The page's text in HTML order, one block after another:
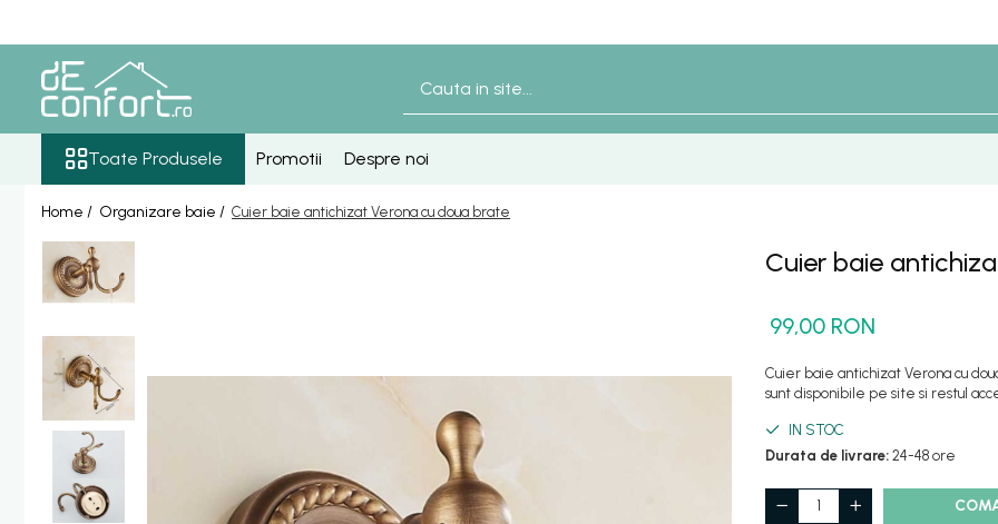
Toate Produsele
Baterii Sanitare
Senzori lavoar - pisoar
Baterie lavoar senzor
Baterie pisoar senzor
Accesorii baterii senzor
Baterii bronz antic
Baterie retro blat
Baterie bronz lavoar
Baterie bronz perete
Baterii lavoar
Baterie Bucatarie
Componente Dus
Furtun dus
Toate Produsele Promotii Despre noi
Home / Organizare baie / Cuier baie antichizat Verona cu doua brate
Cuier baie
99,00 RON
Cuier baie antichizat Verona cu
sunt disponibile pe site si restul
IN STOC
Durata de livrare: 24-48 ore